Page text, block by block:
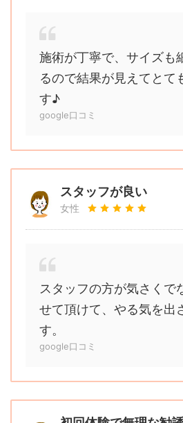
施術が丁寧で、サイズも
るので結果が見えてとて
す♪
google口コミ
スタッフが良い
女性
スタッフの方が気さくで
せて頂けて、やる気を出
す。
google口コミ